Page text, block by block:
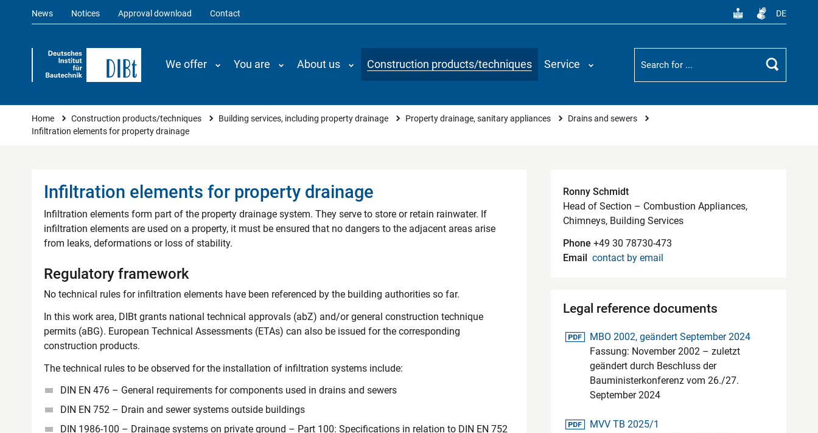
News Notices Approval download Contact DE
We offer You are About us Construction products/techniques Service
Suchbegriff
Search
You are here
Home Construction products/techniques Building services, including property drainage Property drainage, sanitary appliances
Drains and sewers
Infiltration elements for property drainage
Infiltration elements for property drainage
Infiltration elements form part of the property drainage system. They serve to store or retain rainwater. If
infiltration elements are used on a property, it must be ensured that no dangers to the adjacent areas arise
from leaks, deformations or loss of stability.
Regulatory framework
No technical rules for infiltration elements have been referenced by the building authorities so far.
In this work area, DIBt grants national technical approvals (abZ) and/or general construction technique
permits (aBG). European Technical Assessments (ETAs) can also be issued for the corresponding
construction products.
The technical rules to be observed for the installation of infiltration systems include:
DIN EN 476 – General requirements for components used in drains and sewers
DIN EN 752 – Drain and sewer systems outside buildings
DIN 1986-100 – Drainage systems on private ground – Part 100: Specifications in relation to DIN EN 752
Contact
Ronny Schmidt
Head of Section – Combustion Appliances,
Chimneys, Building Services
Phone +49 30 78730-473
Email contact by email
Legal reference documents
pdf-Datei
MBO 2002, geändert September 2024
Fassung: November 2002 – zuletzt
geändert durch Beschluss der
Bauministerkonferenz vom 26./27.
September 2024
pdf-Datei
MVV TB 2025/1